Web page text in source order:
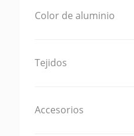
Color de aluminio
Tejidos
Accesorios